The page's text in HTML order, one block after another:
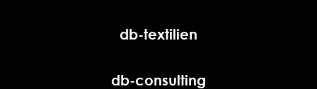
db-textilien
db-consulting